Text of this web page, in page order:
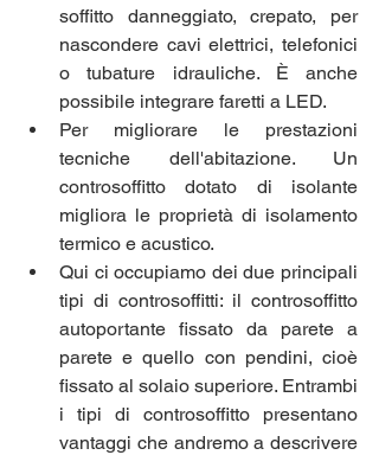
soffitto danneggiato, crepato, per
nascondere cavi elettrici, telefonici
o tubature idrauliche. È anche
possibile integrare faretti a LED.
Per migliorare le prestazioni
tecniche dell'abitazione. Un
controsoffitto dotato di isolante
migliora le proprietà di isolamento
termico e acustico.
Qui ci occupiamo dei due principali
tipi di controsoffitti: il controsoffitto
autoportante fissato da parete a
parete e quello con pendini, cioè
fissato al solaio superiore. Entrambi
i tipi di controsoffitto presentano
vantaggi che andremo a descrivere